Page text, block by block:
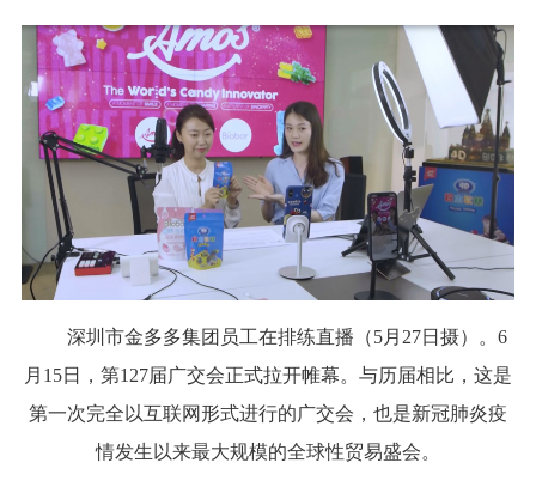
深圳市金多多集团员工在排练直播（5月27日摄）。6
月15日，第127届广交会正式拉开帷幕。与历届相比，这是
第一次完全以互联网形式进行的广交会，也是新冠肺炎疫
情发生以来最大规模的全球性贸易盛会。